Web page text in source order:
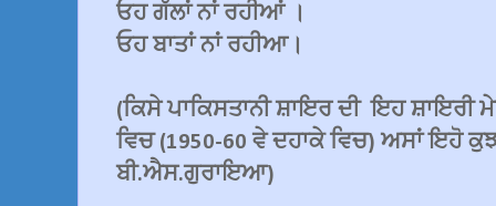
ਓਹ ਗੱਲਾਂ ਨਾਂ ਰਹੀਆਂ ।
ਓਹ ਬਾਤਾਂ ਨਾਂ ਰਹੀਆ।
(ਕਿਸੇ ਪਾਕਿਸਤਾਨੀ ਸ਼ਾਇਰ ਦੀ ਇਹ
ਵਿਚ (1950-60 ਵੇ ਦਹਾਕੇ ਵਿਚ) ਅਸਾਂ ਇਹੋ
ਬੀ.ਐਸ.ਗੁਰਾਇਆ)